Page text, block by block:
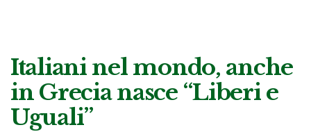
Italiani nel mondo, anche
in Grecia nasce “Liberi e
Uguali”